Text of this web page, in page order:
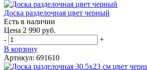
Доска разделочная цвет черный
Есть в наличии
Цена 2 990 руб.
-
+
В корзину
Артикул: 691610